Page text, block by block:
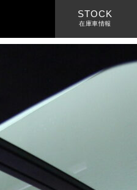
STOCK
在庫車情報